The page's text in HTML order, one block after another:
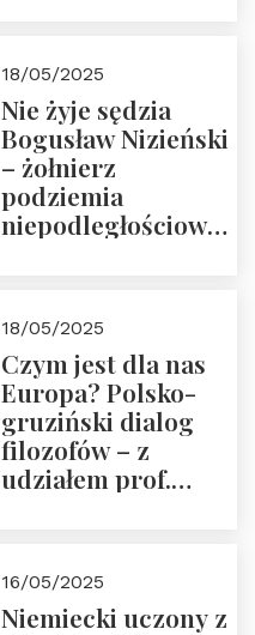
18/05/2025
Nie żyje sędzia
Bogusław Nizieński
– żołnierz
podziemia
niepodległościowego
społeczny, członek
Kapituły Nagrody
im. Prezydenta
Lecha
Kaczyńskiego.
Wielki autorytet.
18/05/2025
Czym jest dla nas
Europa? Polsko-
gruziński dialog
filozofów – z
udziałem prof.
Dom Trójmorza 23
maja 2025 r. godz.
16/05/2025
Niemiecki uczony z